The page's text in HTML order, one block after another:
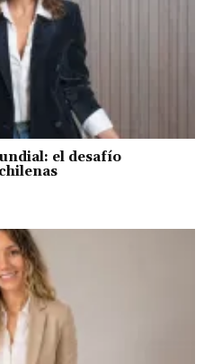
el desafío